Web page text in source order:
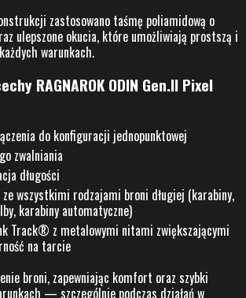
zastosowano taśmę poliamidową o
ulepszone okucia, które umożliwiają prostszą i
warunkach.
RAGNAROK ODIN Gen.II Pixel
do konfiguracji jednopunktowej
zwalniania
długości
wszystkimi rodzajami broni długiej (karabiny,
karabiny automatyczne)
Track® z metalowymi nitami zwiększającymi
na tarcie
broni, zapewniając komfort oraz szybki
— szczególnie podczas działań w